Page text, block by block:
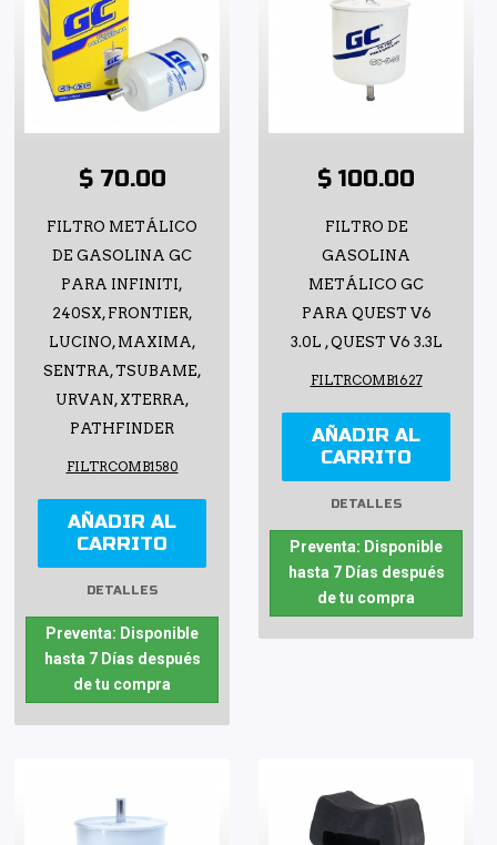
$ 70.00
FILTRO METÁLICO
DE GASOLINA GC
PARA INFINITI,
240SX, FRONTIER,
LUCINO, MAXIMA,
SENTRA, TSUBAME,
URVAN, XTERRA,
PATHFINDER
FILTRCOMB1580
AÑADIR AL
CARRITO
DETALLES
Preventa: Disponible
hasta 7 Días después
de tu compra
$ 100.00
FILTRO DE
GASOLINA
METÁLICO GC
PARA QUEST V6
3.0L , QUEST V6 3.3L
FILTRCOMB1627
AÑADIR AL
CARRITO
DETALLES
Preventa: Disponible
hasta 7 Días después
de tu compra